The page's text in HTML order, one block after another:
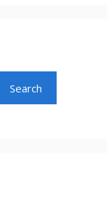
Search